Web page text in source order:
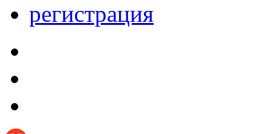
регистрация